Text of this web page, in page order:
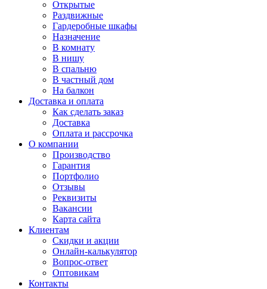
Открытые
Раздвижные
Гардеробные шкафы
Назначение
В комнату
В нишу
В спальню
В частный дом
На балкон
Доставка и оплата
Как сделать заказ
Доставка
Оплата и рассрочка
О компании
Производство
Гарантия
Портфолио
Отзывы
Реквизиты
Вакансии
Карта сайта
Клиентам
Скидки и акции
Онлайн-калькулятор
Вопрос-ответ
Оптовикам
Контакты